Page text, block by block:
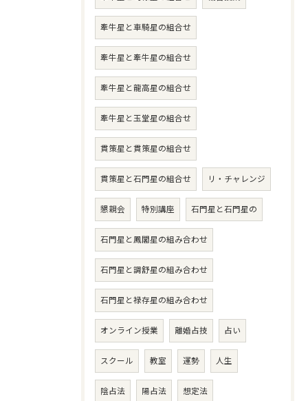
牽牛星と車騎星の組合せ
牽牛星と牽牛星の組合せ
牽牛星と龍高星の組合せ
牽牛星と玉堂星の組合せ
貫策星と貫策星の組合せ
貫策星と石門星の組合せ リ・チャレンジ
懇親会 特別講座 石門星と石門星の
石門星と鳳閣星の組み合わせ
石門星と調舒星の組み合わせ
石門星と禄存星の組み合わせ
オンライン授業 離婚占技 占い
スクール 教室 運勢 人生
陰占法 陽占法 想定法